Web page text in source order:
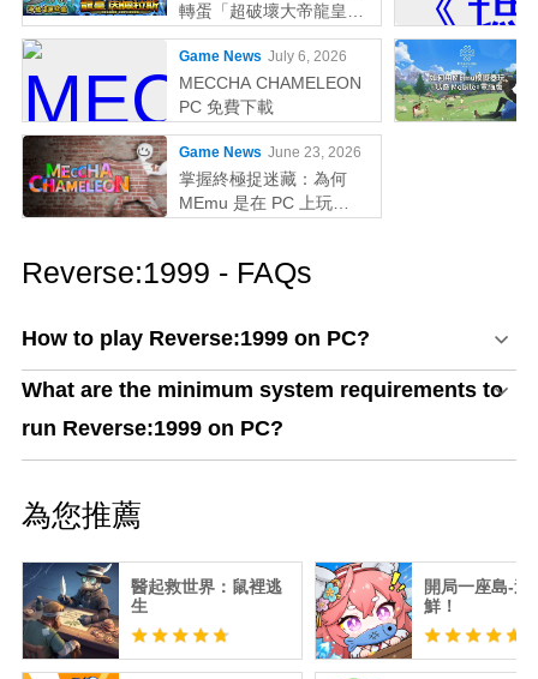
轉蛋「超破壞大帝龍皇因
佩拉斯」系列新角色登場
Game News July 6, 2026
MECCHA CHAMELEON
PC 免費下載
Game News June 23, 2026
掌握終極捉迷藏：為何
MEmu 是在 PC 上玩
Reverse:1999 - FAQs
How to play Reverse:1999 on PC?
What are the minimum system requirements to
run Reverse:1999 on PC?
為您推薦
醫起救世界：鼠裡逃
生
開局一座島-送
鮮！